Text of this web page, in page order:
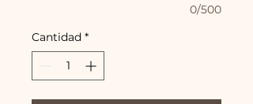
0/500
Cantidad *